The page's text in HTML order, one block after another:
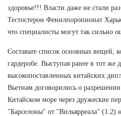
здоровье!!! Власти даже не стали
Тестостерон Фенилпоропионат
что специалисты могут так сильно
Составьте список основных вещей,
гардеробе. Выступая ранее в тот же
высокопоставленных китайских
Вьетнам договорились о
Китайском море через дружеские
"Барселоны" от "Вильярреала" (1:2)